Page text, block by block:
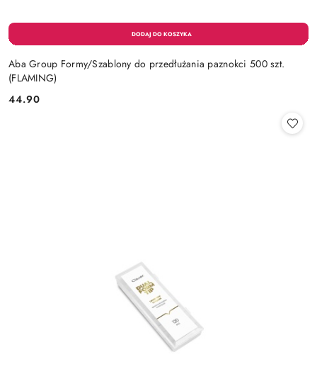
Aba Group Formy/Szablony do przedłużania paznokci 500 szt.
(FLAMING)
Cena:
44.90